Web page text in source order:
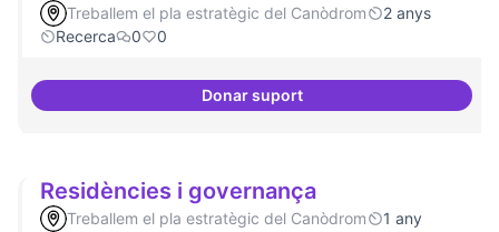
Treballem el pla estratègic del Canòdrom
2 anys
Recerca
0 0
Donar suportErasmus Canòdrom
Residències i governança
Treballem el pla estratègic del Canòdrom
1 any